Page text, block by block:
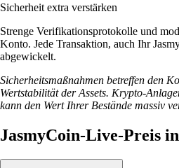
Sicherheit extra verstärken
Strenge Verifikationsprotokolle und
Konto. Jede Transaktion, auch Ihr
abgewickelt.
Sicherheitsmaßnahmen betreffen den
Wertstabilität der Assets. Krypto-
kann den Wert Ihrer Bestände massiv
JasmyCoin-Live-Preis